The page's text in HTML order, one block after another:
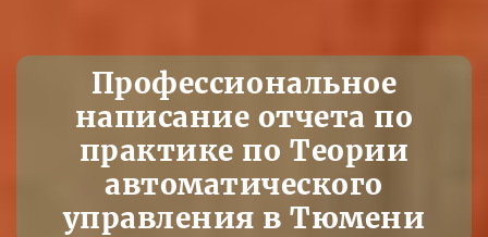
Профессиональное
написание отчета по
практике по Теории
автоматического
управления в Тюмени